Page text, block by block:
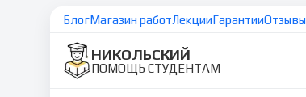
БлогМагазин работЛекцииГарантииОтзывы
НИКОЛЬСКИЙ
ПОМОЩЬ СТУДЕНТАМ